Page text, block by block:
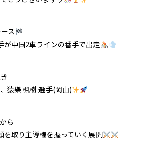
ス
が中国2車ラインの番手で出走
猿樂 楓樹 選手(岡山)
ら
を取り主導権を握っていく展開